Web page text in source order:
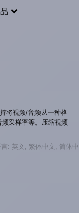
将视频/音频从一种格
采样率等。压缩视频
: 英文, 繁体中文, 简体